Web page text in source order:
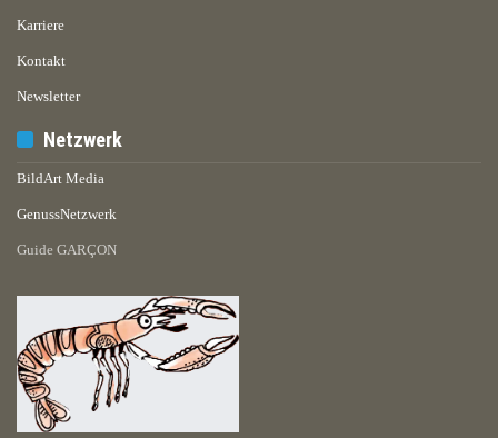
Karriere
Kontakt
Newsletter
Netzwerk
BildArt Media
GenussNetzwerk
Guide GARÇON